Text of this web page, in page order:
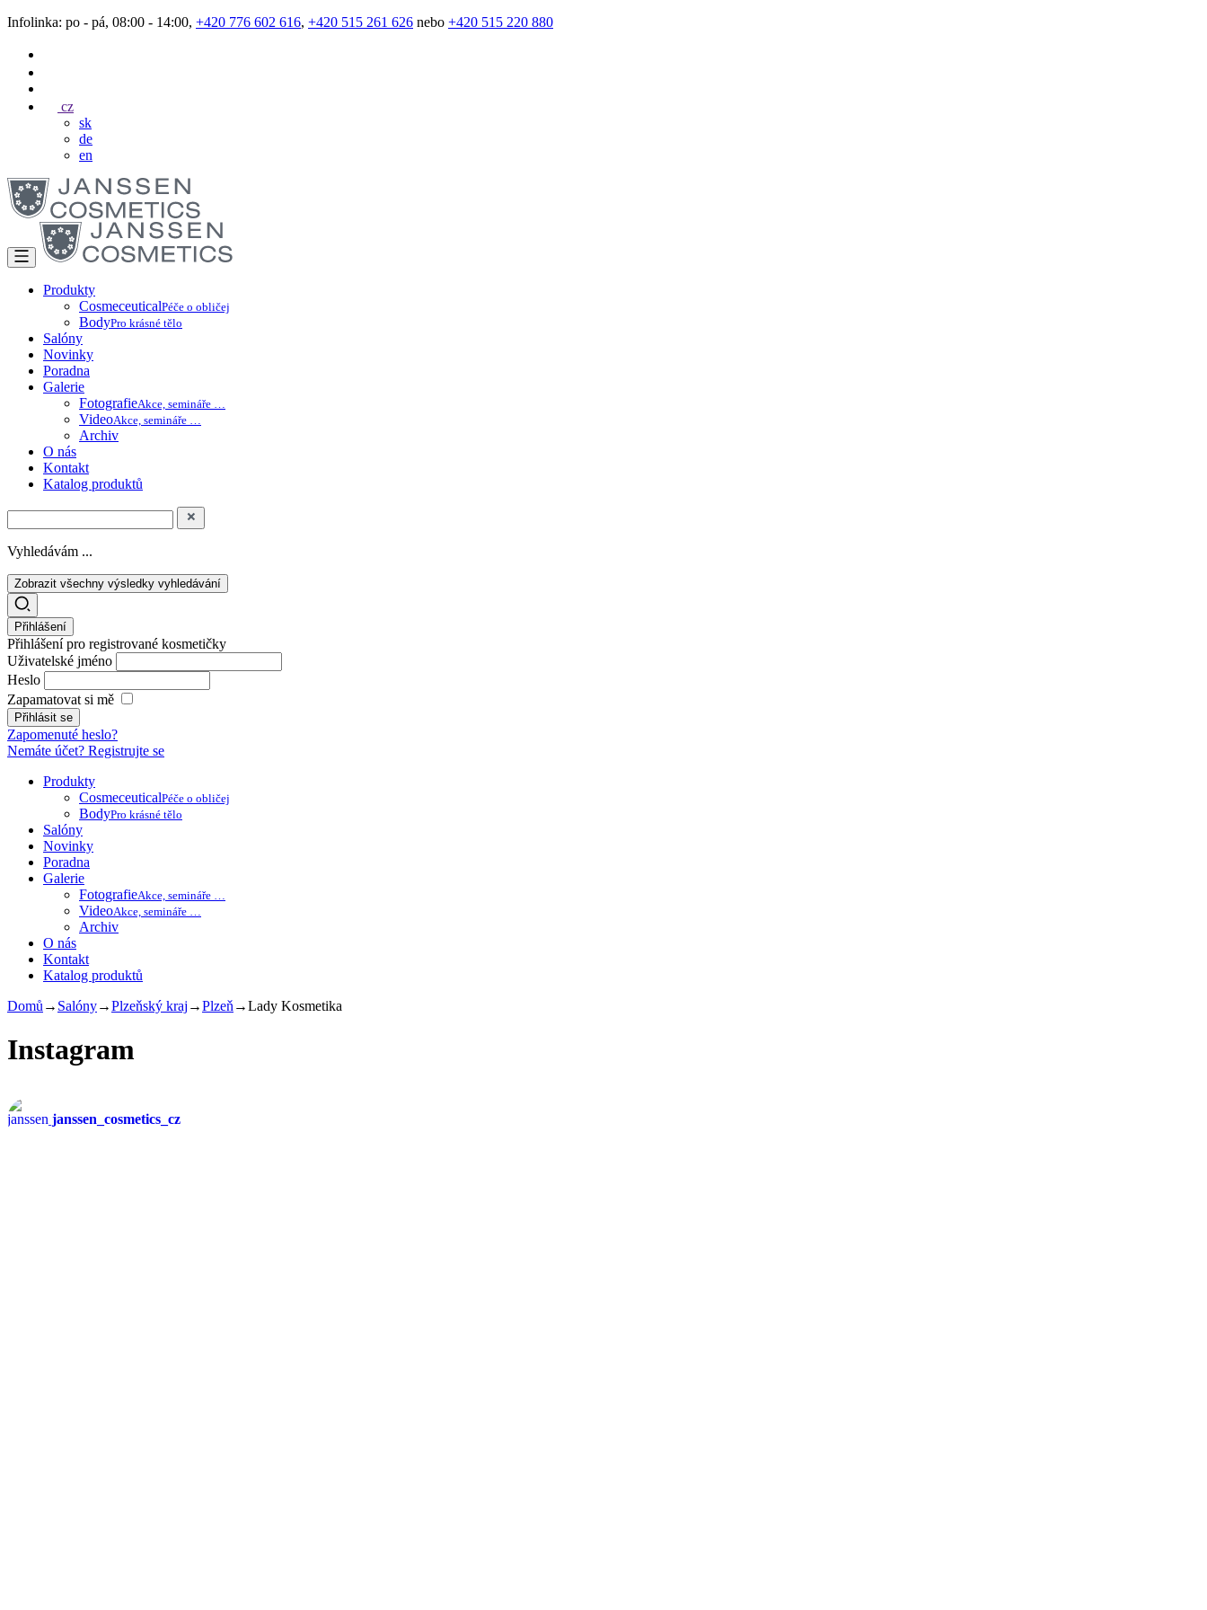
Infolinka: po - pá, 08:00 - 14:00, +420 776 602 616, +420 515 261 626 nebo +420 515 220 880
cz
sk
de
en
Produkty
CosmeceuticalPéče o obličej
BodyPro krásné tělo
Salóny
Novinky
Poradna
Galerie
FotografieAkce, semináře …
VideoAkce, semináře …
Archiv
O nás
Kontakt
Katalog produktů
Vyhledávám ...
Zobrazit všechny výsledky vyhledávání
Přihlášení
Přihlášení pro registrované kosmetičky
Uživatelské jméno
Heslo
Zapamatovat si mě
Zapomenuté heslo?
Nemáte účet? Registrujte se
Produkty
CosmeceuticalPéče o obličej
BodyPro krásné tělo
Salóny
Novinky
Poradna
Galerie
FotografieAkce, semináře …
VideoAkce, semináře …
Archiv
O nás
Kontakt
Katalog produktů
Domů → Salóny→Plzeňský kraj →Plzeň →Lady Kosmetika
Instagram
janssen_cosmetics_cz